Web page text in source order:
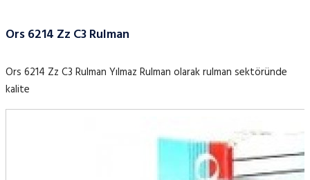
Ors 6214 Zz C3 Rulman
Ors 6214 Zz C3 Rulman Yılmaz Rulman olarak rulman sektöründe
kalite